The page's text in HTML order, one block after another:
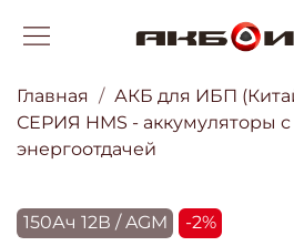
Главная АКБ для ИБП
СЕРИЯ HMS - аккумуляторы
энергоотдачей
150Ач 12В / AGM -2%